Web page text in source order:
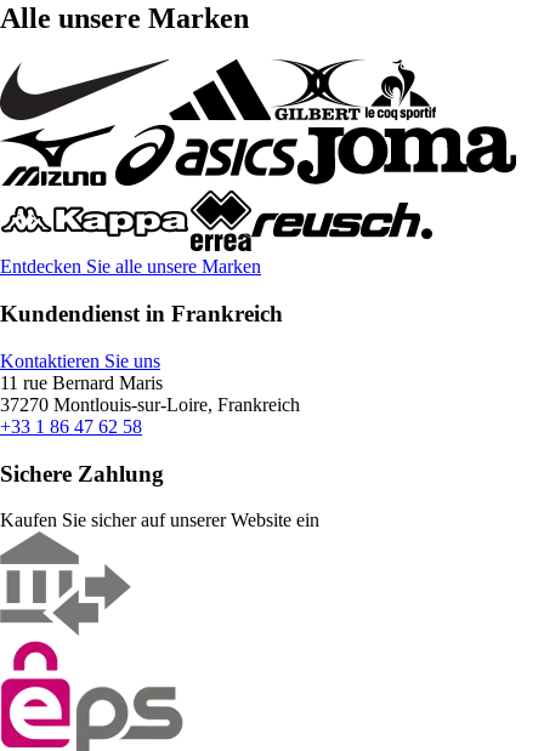
Alle unsere Marken
Entdecken Sie alle unsere Marken
Kundendienst in Frankreich
Kontaktieren Sie uns
11 rue Bernard Maris
37270 Montlouis-sur-Loire, Frankreich
+33 1 86 47 62 58
Sichere Zahlung
Kaufen Sie sicher auf unserer Website ein